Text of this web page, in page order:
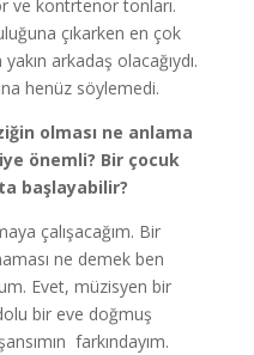
ve kontrtenor tonları.
çıkarken en çok
arkadaş olacağıydı.
henüz söylemedi.
olması ne anlama
önemli? Bir çocuk
başlayabilir?
çalışacağım. Bir
ne demek ben
Evet, müzisyen bir
bir eve doğmuş
farkındayım.